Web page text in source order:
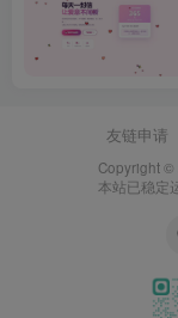
友链申请
Copyright ©
本站已稳定